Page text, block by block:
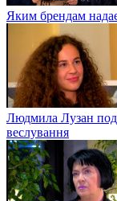
Яким брендам
Людмила Лузан
веслування